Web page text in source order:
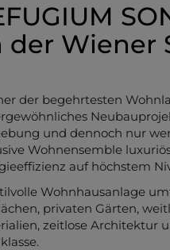
der Wiener
der begehrtesten
und dennoch nur
Wohnensemble
auf höchstem
Wohnhausanlage
privaten Gärten,
zeitlose Architektur